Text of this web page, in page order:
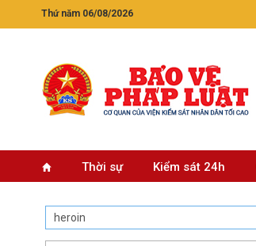
Thứ năm 06/08/2026
Thời sự Kiểm sát 24h